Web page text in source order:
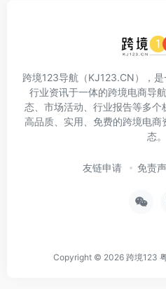
跨境123导航（KJ123.CN），是
行业资讯于一体的跨境电商导
态、市场活动、行业报告等多
高品质、实用、免费的跨境电
态。
友链申请 免责
Copyright © 2026 跨境123